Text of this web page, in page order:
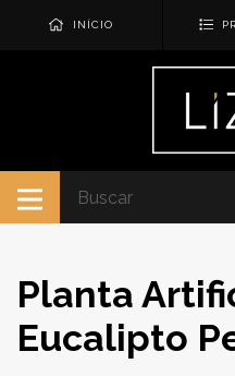
INÍCIO
Planta
Eucalipto